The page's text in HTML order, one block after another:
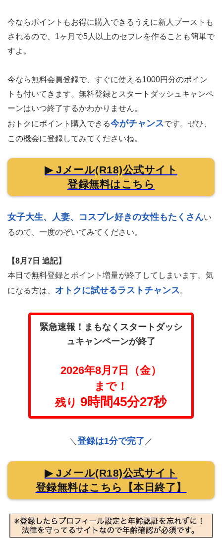
今ならポイントもお得に購入できるうえに新人ブーストも
されるので、1ヶ月で5人以上のセフレを作ることも簡単で
すよ。
今なら無料会員登録で、すぐに使える1000円分のポイン
トも付いてきます。 無料登録とスタートダッシュキャンペ
ーンはいつ終了するかわかりません。
おトクにポイント購入できる今がチャンスです。ぜひ、
この機会に登録してみてくださいね。
▶ Jメール(R18)公式サイト
登録無料はこちら
女子大生、人妻、コスプレ好きの女性もたくさんい
るので、一度のぞいてみてください。
【8月7日 追記】
本日で無料登録とポイント増量が終了してしまいます。気
になる方は、 オトクに試せるラストチャンス。
緊急速報！まもなくスタートダッシ
ュキャンペーンが終了
2026年8月7日（金）
まで！
残り 9時間45分25秒
＼ 登録は1分で完了 ／
▶ Jメール(R18)公式サイト
登録無料はこちら【本日終了】